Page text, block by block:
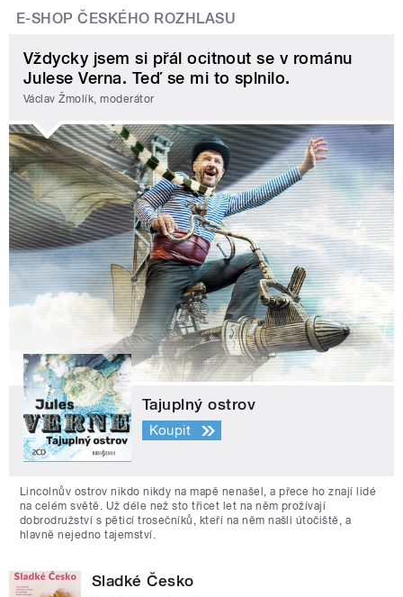
E-SHOP ČESKÉHO ROZHLASU
Vždycky jsem si přál ocitnout se v románu
Julese Verna. Teď se mi to splnilo.
Václav Žmolík, moderátor
Tajuplný ostrov
Koupit
Lincolnův ostrov nikdo nikdy na mapě nenašel, a přece ho znají lidé
na celém světě. Už déle než sto třicet let na něm prožívají
dobrodružství s pěticí trosečníků, kteří na něm našli útočiště, a
hlavně nejedno tajemství.
Sladké Česko